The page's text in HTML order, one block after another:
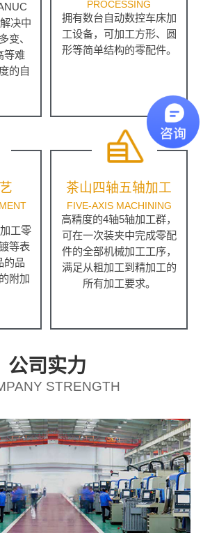
决中
变、
等难
的自
PROCESSING
拥有数台自动数控车床加
工设备，可加工方形、圆
形等简单结构的零配件。
工零
等表
的品
附加
茶山四轴五轴加工
FIVE-AXIS MACHINING
高精度的4轴5轴加工群，
可在一次装夹中完成零配
件的全部机械加工工序，
满足从粗加工到精加工的
所有加工要求。
公司实力
STRENGTH